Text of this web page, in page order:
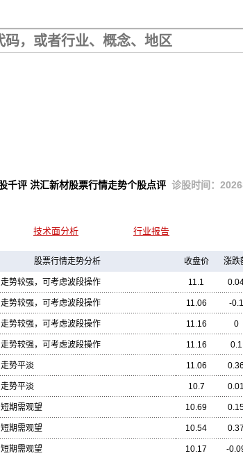
千评 洪汇新材股票行情走势个股点评 诊股时间：
技术面分析 行业报告
股票行情走势分析 收盘价 涨跌
势较强，可考虑波段操作 11.1
势较强，可考虑波段操作 11.06 -0.1
势较强，可考虑波段操作 11.16 0
势较强，可考虑波段操作 11.16 0.1
势平淡 11.06 0.36
势平淡 10.7 0.01
期需观望 10.69
期需观望 10.54 0.37
期需观望 10.17 -